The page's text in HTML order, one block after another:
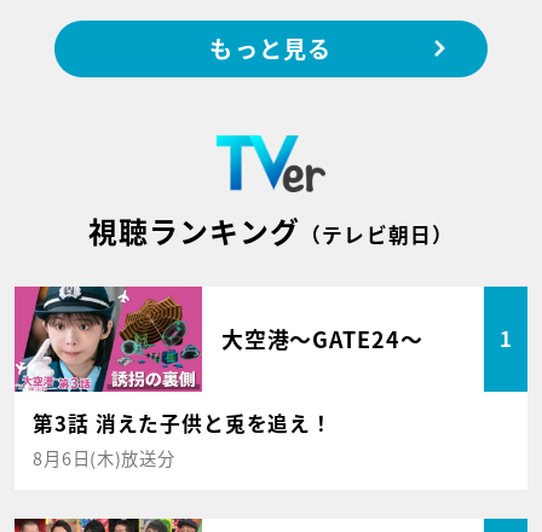
もっと見る
視聴ランキング （テレビ朝日）
大空港～GATE24～ 1
第3話 消えた子供と兎を追え！
8月6日(木)放送分